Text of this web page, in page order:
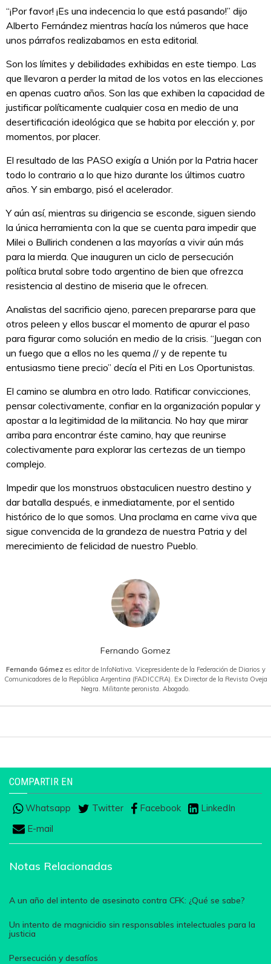
“¡Por favor! ¡Es una indecencia lo que está pasando!” dijo
Alberto Fernández mientras hacía los números que hace
unos párrafos realizabamos en esta editorial.
Son los límites y debilidades exhibidas en este tiempo. Las
que llevaron a perder la mitad de los votos en las elecciones
en apenas cuatro años. Son las que exhiben la capacidad de
justificar políticamente cualquier cosa en medio de una
desertificación ideológica que se habita por elección y, por
momentos, por placer.
El resultado de las PASO exigía a Unión por la Patria hacer
todo lo contrario a lo que hizo durante los últimos cuatro
años. Y sin embargo, pisó el acelerador.
Y aún así, mientras su dirigencia se esconde, siguen siendo
la única herramienta con la que se cuenta para impedir que
Milei o Bullirich condenen a las mayorías a vivir aún más
para la mierda. Que inauguren un ciclo de persecución
política brutal sobre todo argentino de bien que ofrezca
resistencia al destino de miseria que le ofrecen.
Analistas del sacrificio ajeno, parecen prepararse para que
otros peleen y ellos buscar el momento de apurar el paso
para figurar como solución en medio de la crisis. “Juegan con
un fuego que a ellos no les quema // y de repente tu
entusiasmo tiene precio” decía el Piti en Los Oportunistas.
El camino se alumbra en otro lado. Ratificar convicciones,
pensar colectivamente, confiar en la organización popular y
apostar a la legitimidad de la militancia. No hay que mirar
arriba para encontrar éste camino, hay que reunirse
colectivamente para explorar las certezas de un tiempo
complejo.
Impedir que los monstruos obstaculicen nuestro destino y
dar batalla después, e inmediatamente, por el sentido
histórico de lo que somos. Una proclama en carne viva que
sigue convencida de la grandeza de nuestra Patria y del
merecimiento de felicidad de nuestro Pueblo.
Fernando Gomez
Fernando Gómez es editor de InfoNativa. Vicepresidente de la Federación de Diarios y
Comunicadores de la República Argentina (FADICCRA). Ex Director de la Revista Oveja
Negra. Militante peronista. Abogado.
COMPARTIR EN
Whatsapp Twitter Facebook
LinkedIn
E-mail
Notas Relacionadas
A un año del intento de asesinato contra CFK: ¿Qué se sabe?
Un intento de magnicidio sin responsables intelectuales para la
justicia
Persecución y desafíos